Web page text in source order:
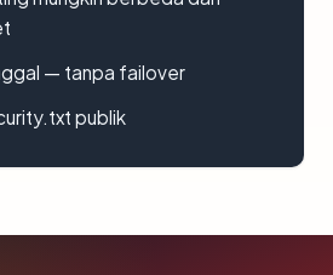
— tanpa failover
publik